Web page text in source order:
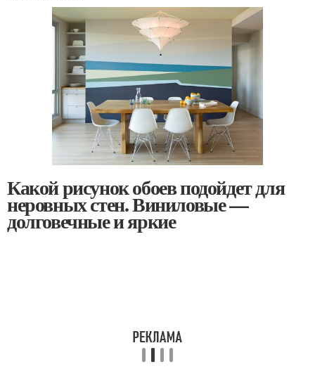
Какой рисунок обоев подойдет для
неровных стен. Виниловые —
долговечные и яркие